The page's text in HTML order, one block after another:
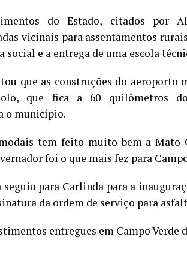
do Estado, citados por
vicinais para assentamentos
social e a entrega de uma escola
que as construções do aeroporto
que fica a 60 quilômetros
o município.
tem feito muito bem a Mato
foi o que mais fez para
para Carlinda para a
da ordem de serviço para
entregues em Campo Verde